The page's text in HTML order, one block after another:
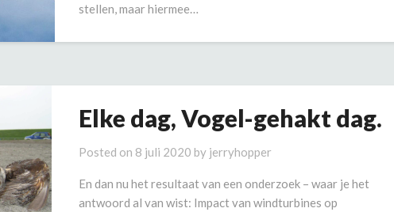
stellen, maar hiermee…
Elke dag, Vogel-gehakt dag.
Posted on 8 juli 2020 by jerryhopper
En dan nu het resultaat van een onderzoek – waar je het
antwoord al van wist: Impact van windturbines op